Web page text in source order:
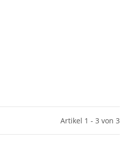
Artikel 1 - 3 von 3